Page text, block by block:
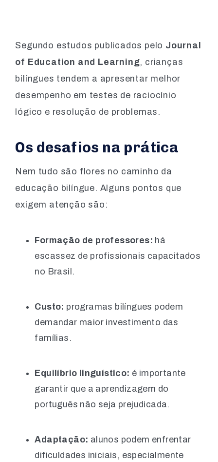
Segundo estudos publicados pelo Journal
of Education and Learning, crianças
bilíngues tendem a apresentar melhor
desempenho em testes de raciocínio
lógico e resolução de problemas.
Os desafios na prática
Nem tudo são flores no caminho da
educação bilíngue. Alguns pontos que
exigem atenção são:
Formação de professores: há
escassez de profissionais capacitados
no Brasil.
Custo: programas bilíngues podem
demandar maior investimento das
famílias.
Equilíbrio linguístico: é importante
garantir que a aprendizagem do
português não seja prejudicada.
Adaptação: alunos podem enfrentar
dificuldades iniciais, especialmente